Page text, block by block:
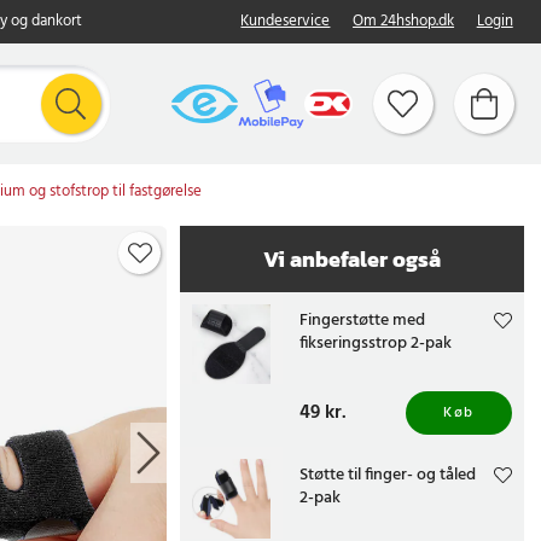
og dankort Kundeservice Om 24hshop.dk Login
og stofstrop til fastgørelse
Vi anbefaler også
Fingerstøtte med
fikseringsstrop 2-pak
Pris:49 kr.
49 kr. Køb
Støtte til finger- og tåled
2-pak